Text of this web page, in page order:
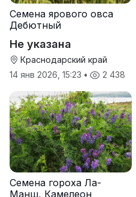
Семена ярового овса
Дебютный
Не указана
Краснодарский край
14 янв 2026, 15:23 • 2 438
Семена гороха Ла-
Манш, Камелеон